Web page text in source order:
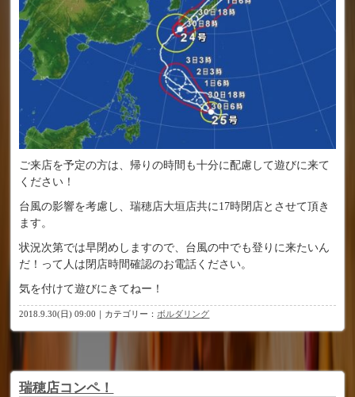
ご来店を予定の方は、帰りの時間も十分に配慮して遊びに来て
ください！
台風の影響を考慮し、瑞穂店大垣店共に17時閉店とさせて頂き
ます。
状況次第では早閉めしますので、台風の中でも登りに来たいん
だ！って人は閉店時間確認のお電話ください。
気を付けて遊びにきてねー！
2018.9.30(日) 09:00｜カテゴリー： ボルダリング
瑞穂店コンペ！